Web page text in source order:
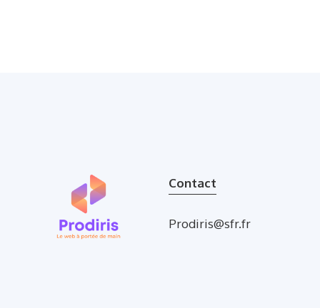
Contact
Prodiris@sfr.fr